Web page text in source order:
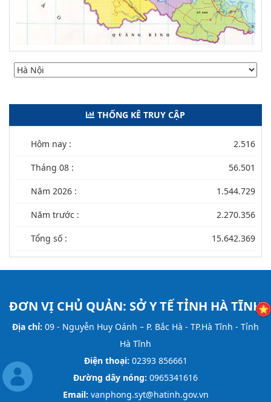
THỐNG KÊ TRUY CẬP
Hôm nay : 2.516
Tháng 08 : 56.501
Năm 2026 : 1.544.729
Năm trước : 2.270.356
Tổng số : 15.642.369
ĐƠN VỊ CHỦ QUẢN: SỞ Y TẾ TỈNH HÀ TĨNH
Địa chỉ: 09 - Nguyễn Huy Oánh – P. Bắc Hà - TP.Hà Tĩnh - Tỉnh
Hà Tĩnh
Điện thoại: 02393 856661
Đường dây nóng: 0965341616
Email: vanphong.syt@hatinh.gov.vn